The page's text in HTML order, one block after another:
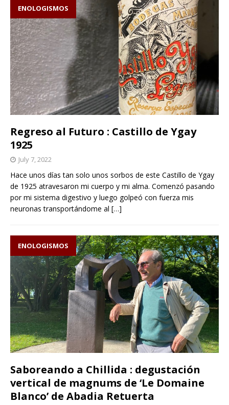
ENOLOGISMOS
Regreso al Futuro : Castillo de Ygay
1925
July 7, 2022
Hace unos días tan solo unos sorbos de este Castillo de Ygay
de 1925 atravesaron mi cuerpo y mi alma. Comenzó pasando
por mi sistema digestivo y luego golpeó con fuerza mis
neuronas transportándome al […]
ENOLOGISMOS
Saboreando a Chillida : degustación
vertical de magnums de ‘Le Domaine
Blanco’ de Abadia Retuerta